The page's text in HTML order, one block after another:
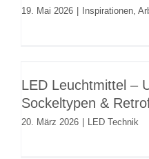
19. Mai 2026 Inspirationen,
Sockeltypen
LED
LED Leuchtmittel –
Sockeltypen &
20. März 2026 LED Technik